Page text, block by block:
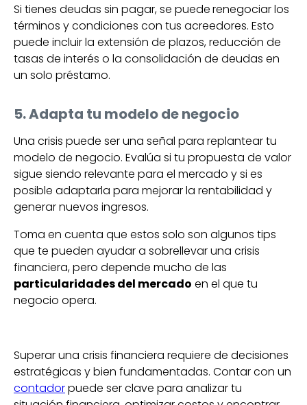
Si tienes deudas sin pagar, se puederenegociar los
términos y condiciones con tus acreedores. Esto
puede incluir la extensión de plazos, reducción de
tasas de interés o la consolidación de deudas en
un solo préstamo.
5. Adapta tu modelo de negocio
Una crisis puede ser una señal para replantear tu
modelo de negocio. Evalúa si tu propuesta de valor
sigue siendo relevante para el mercado y si es
posible adaptarla para mejorar la rentabilidad y
generar nuevos ingresos.
Toma en cuenta que estos solo son algunos tips
que te pueden ayudar a sobrellevar una crisis
financiera, pero depende mucho de las
particularidades del mercado en el que tu
negocio opera.
Superar una crisis financiera requiere de decisiones
estratégicas y bien fundamentadas. Contar con un
contadorpuede ser clave para analizar tu